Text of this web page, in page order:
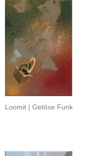
Loomit | Getöse Funk